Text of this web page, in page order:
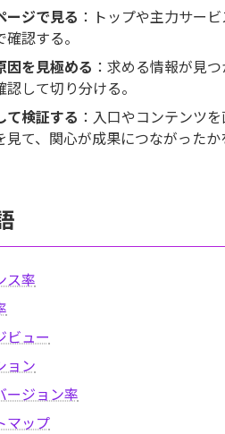
ージで見る ：トップや主力サー
認する。
因を見極める ：求める情報が見
認して切り分ける。
て検証する ：入口やコンテンツ
見て、関心が成果につながったか
ス率
ビュー
ョン
ージョン率
マップ